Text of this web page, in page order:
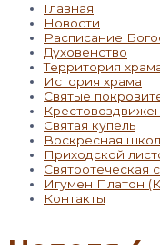
Главная
Новости
Расписание
Духовенство
Территория
История храма
Святые
Святая купель
Воскресная
Приходской
Святоотеческая
Игумен Платон
Контакты